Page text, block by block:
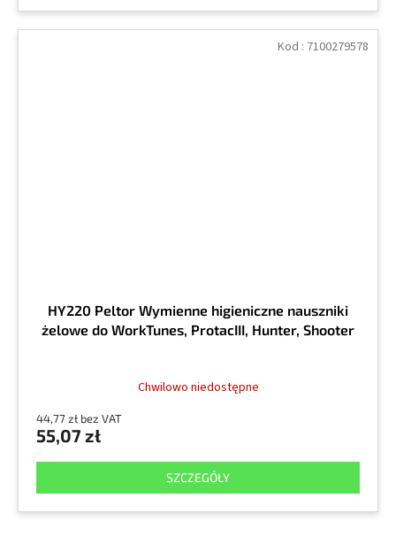
HY220 Peltor Wymienne higieniczne nauszniki
żelowe do WorkTunes, ProtacIII, Hunter, Shooter
Chwilowo niedostępne
44,77 zł bez VAT
55,07 zł
SZCZEGÓŁY
Kod : 7100279578